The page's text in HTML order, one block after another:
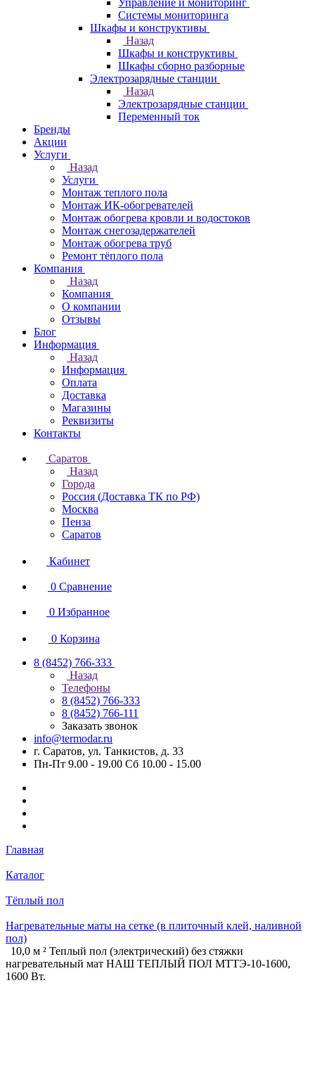
Управление и мониторинг
Системы мониторинга
Шкафы и конструктивы
Назад
Шкафы и конструктивы
Шкафы сборно разборные
Электрозарядные станции
Назад
Электрозарядные станции
Переменный ток
Бренды
Акции
Услуги
Назад
Услуги
Монтаж теплого пола
Монтаж ИК-обогревателей
Монтаж обогрева кровли и водостоков
Монтаж снегозадержателей
Монтаж обогрева труб
Ремонт тёплого пола
Компания
Назад
Компания
О компании
Отзывы
Блог
Информация
Назад
Информация
Оплата
Доставка
Магазины
Реквизиты
Контакты
Саратов
Назад
Города
Россия (Доставка ТК по РФ)
Москва
Пенза
Саратов
Кабинет
0 Сравнение
0 Избранное
0 Корзина
8 (8452) 766-333
Назад
Телефоны
8 (8452) 766-333
8 (8452) 766-111
Заказать звонок
info@termodar.ru
г. Саратов, ул. Танкистов, д. 33
Пн-Пт 9.00 - 19.00 Сб 10.00 - 15.00
Главная
Каталог
Тёплый пол
Нагревательные маты на сетке (в плиточный клей, наливной
пол)
10,0 м ² Теплый пол (электрический) без стяжки
нагревательный мат НАШ ТЕПЛЫЙ ПОЛ МТТЭ-10-1600,
1600 Вт.